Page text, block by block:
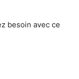
besoin avec ce